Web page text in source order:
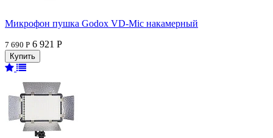
Микрофон пушка Godox VD-Mic накамерный
7 690 Р 6 921 Р